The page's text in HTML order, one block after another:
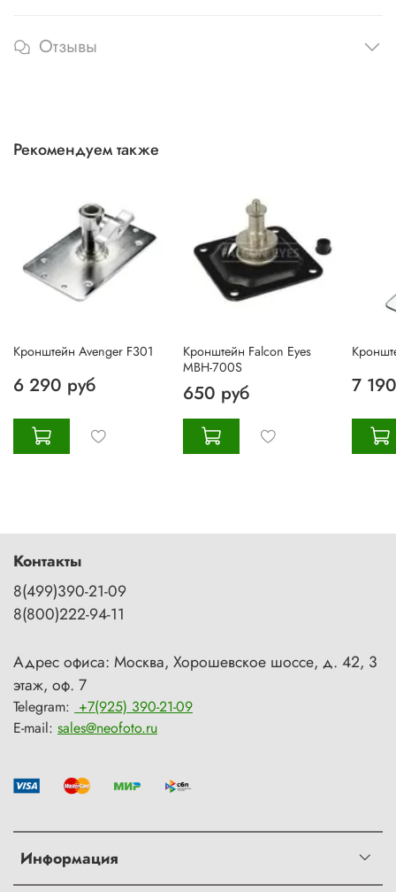
Отзывы
Рекомендуем также
Кронштейн Avenger F301
6 290 руб
Кронштейн Falcon Eyes
MBH-700S
650 руб 7
Информация
Контакты
8(499)390-21-09
8(800)222-94-11
Адрес офиса: Москва, Хорошевское шоссе, д. 42, 3
этаж, оф. 7
Telegram: +7(925) 390-21-09
E-mail: sales@neofoto.ru